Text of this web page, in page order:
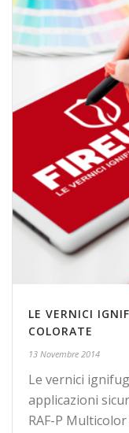
LE VERNICI
COLORATE
13 Novembre 2014
Le vernici
applicazioni
RAF-P